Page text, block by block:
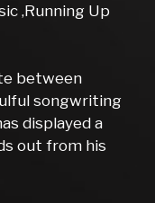
‚Running Up
between
songwriting
displayed a
out from his